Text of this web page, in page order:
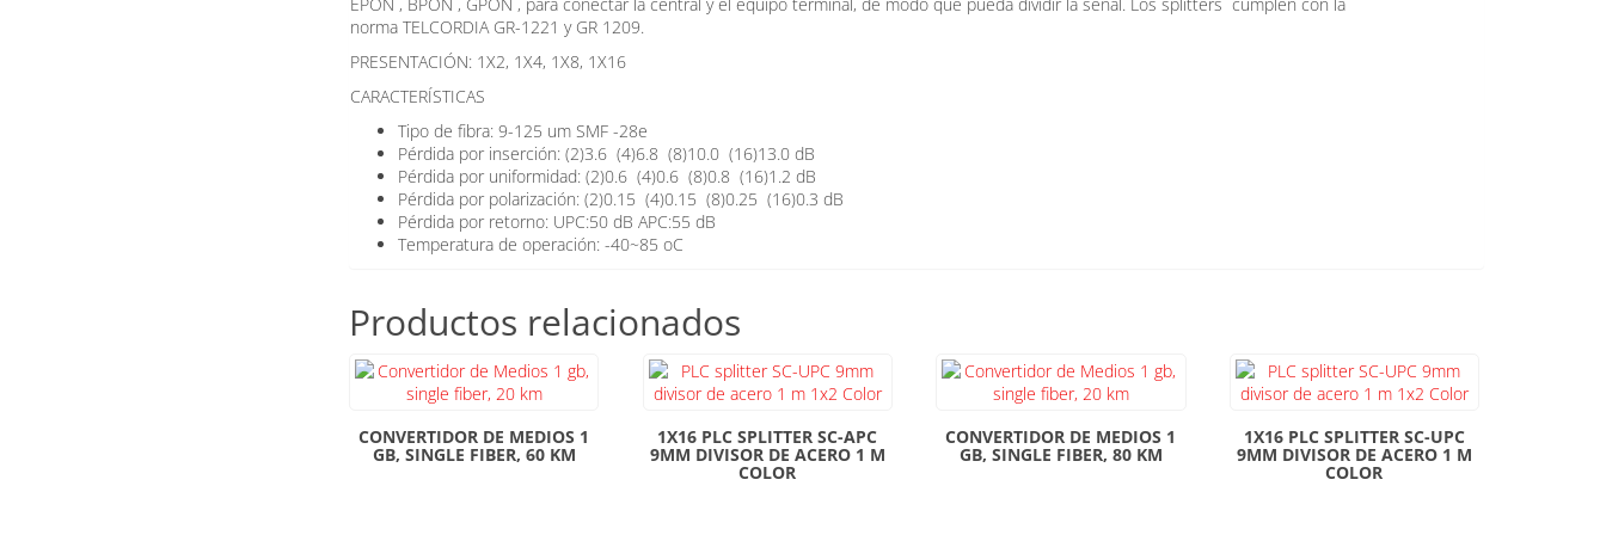
norma TELCORDIA GR-1221 y GR 1209.
PRESENTACIÓN: 1X2, 1X4, 1X8, 1X16
CARACTERÍSTICAS
Tipo de fibra: 9-125 um SMF -28e
Pérdida por inserción: (2)3.6 (4)6.8 (8)10.0 (16)13.0 dB
Pérdida por uniformidad: (2)0.6 (4)0.6 (8)0.8 (16)1.2 dB
Pérdida por polarización: (2)0.15 (4)0.15 (8)0.25 (16)0.3 dB
Pérdida por retorno: UPC:50 dB APC:55 dB
Temperatura de operación: -40~85 oC
Productos relacionados
CONVERTIDOR DE MEDIOS 1
GB, SINGLE FIBER, 60 KM
1X16 PLC SPLITTER SC-APC
9MM DIVISOR DE ACERO 1 M
COLOR
CONVERTIDOR DE MEDIOS 1
GB, SINGLE FIBER, 80 KM
1X16 PLC SPLITTER SC-UPC
9MM DIVISOR DE ACERO 1 M
COLOR